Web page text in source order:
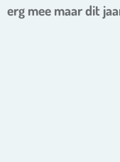
erg mee maar dit